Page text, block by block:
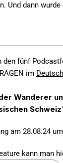
Und dann wurde
den fünf
im
Wanderer
am 28.08.24
kann man